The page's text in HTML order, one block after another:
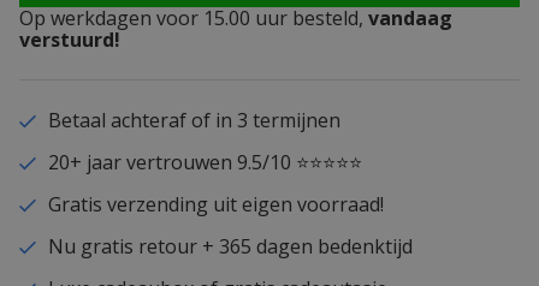
Op werkdagen voor 15.00 uur besteld, vandaag
verstuurd!
Betaal achteraf of in 3 termijnen
20+ jaar vertrouwen 9.5/10 ⭐⭐⭐⭐⭐
Gratis verzending uit eigen voorraad!
Nu gratis retour + 365 dagen bedenktijd